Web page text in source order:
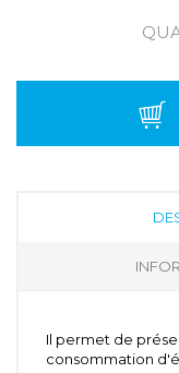
Il permet de
consommation